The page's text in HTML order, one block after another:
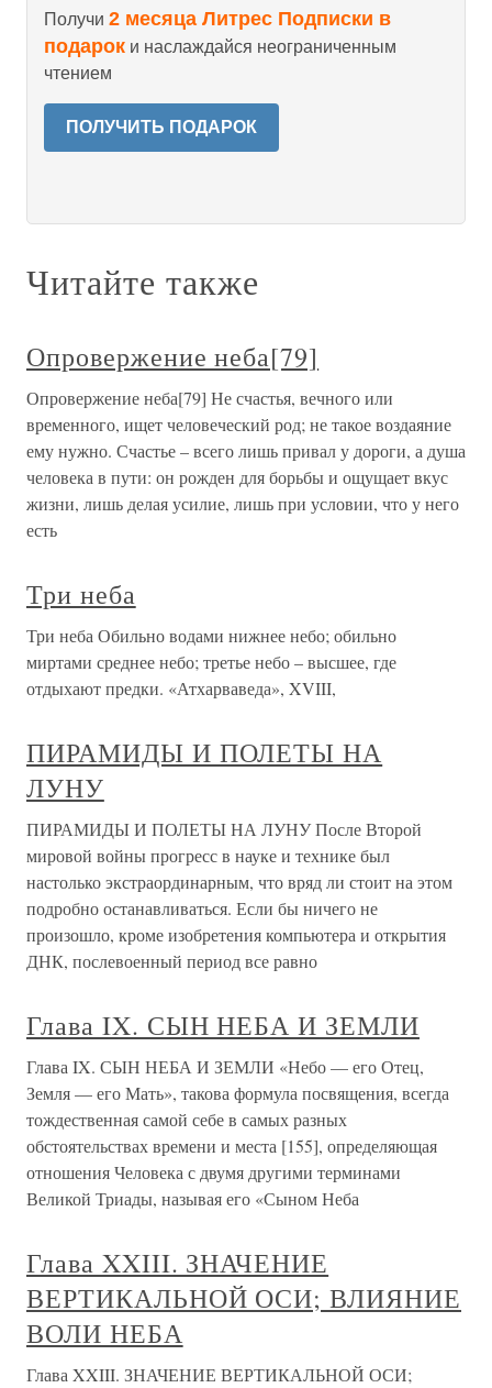
Получи 2 месяца Литрес Подписки в
подарок и наслаждайся неограниченным
чтением
ПОЛУЧИТЬ ПОДАРОК
Читайте также
Опровержение неба[79]
Опровержение неба[79] Не счастья, вечного или
временного, ищет человеческий род; не такое воздаяние
ему нужно. Счастье – всего лишь привал у дороги, а душа
человека в пути: он рожден для борьбы и ощущает вкус
жизни, лишь делая усилие, лишь при условии, что у него
есть
Три неба
Три неба Обильно водами нижнее небо; обильно
миртами среднее небо; третье небо – высшее, где
отдыхают предки. «Атхарваведа», XVIII,
ПИРАМИДЫ И ПОЛЕТЫ НА
ЛУНУ
ПИРАМИДЫ И ПОЛЕТЫ НА ЛУНУ После Второй
мировой войны прогресс в науке и технике был
настолько экстраординарным, что вряд ли стоит на этом
подробно останавливаться. Если бы ничего не
произошло, кроме изобретения компьютера и открытия
ДНК, послевоенный период все равно
Глава IX. СЫН НЕБА И ЗЕМЛИ
Глава IX. СЫН НЕБА И ЗЕМЛИ «Небо — его Отец,
Земля — его Мать», такова формула посвящения, всегда
тождественная самой себе в самых разных
обстоятельствах времени и места [155], определяющая
отношения Человека с двумя другими терминами
Великой Триады, называя его «Сыном Неба
Глава XXIII. ЗНАЧЕНИЕ
ВЕРТИКАЛЬНОЙ ОСИ; ВЛИЯНИЕ
ВОЛИ НЕБА
Глава XXIII. ЗНАЧЕНИЕ ВЕРТИКАЛЬНОЙ ОСИ;